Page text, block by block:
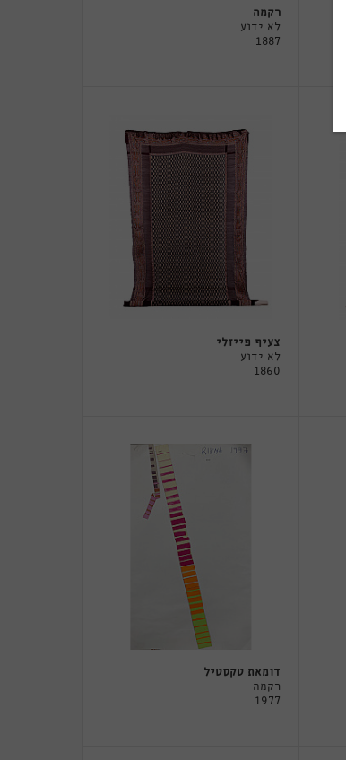
רקמה
לא ידוע
1887
צעיף פייזלי
לא ידוע
1860
דומאת טקסטיל
רקמה
1977